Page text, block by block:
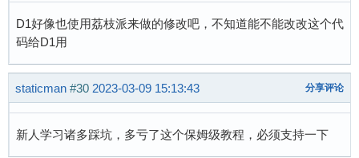
D1好像也使用荔枝派来做的修改吧，不知道能不能改改这个代
码给D1用
staticman #30 2023-03-09 15:13:43 分享评论
新人学习诸多踩坑，多亏了这个保姆级教程，必须支持一下